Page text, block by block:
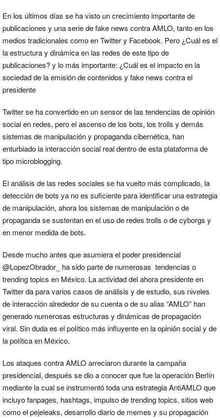
En los últimos días se ha visto un crecimiento importante de
publicaciones y una serie de fake news contra AMLO, tanto en los
medios tradicionales como en Twitter y Facebook. Pero ¿Cuál es el
la estructura y dinámica en las redes de este tipo de
publicaciones? y lo más importante: ¿Cuál es el impacto en la
sociedad de la emisión de contenidos y fake news contra el
presidente
Twitter se ha convertido en un sensor de las tendencias de opinión
social en redes, pero el ascenso de los bots, los trolls y demás
sistemas de manipulación y propaganda cibernética, han
enturbiado la interacción social real dentro de esta plataforma de
tipo microblogging.
El análisis de las redes sociales se ha vuelto más complicado, la
detección de bots ya no es suficiente para identificar una estrategia
de manipulación, ahora los sistemas de manipulación o de
propaganda se sustentan en el uso de redes trolls o de cyborgs y
en menor medida de bots.
Desde mucho antes que asumiera el poder presidencial
@LopezObrador_ ha sido parte de numerosas tendencias o
trending topics en México. La actividad del ahora presidente en
Twitter da para varios casos de análisis y de estudio, sus niveles
de interacción alrededor de su cuenta o de su alias “AMLO” han
generado numerosas estructuras y dinámicas de propagación
viral. Sin duda es el político más influyente en la opinión social y de
la política en México.
Los ataques contra AMLO arreciaron durante la campaña
presidencial, después se dio a conocer que fue la operación Berlín
mediante la cual se instrumentó toda una estrategia AntiAMLO que
incluyo fanpages, hashtags, impulso de trending topics, sitios web
como el pejeleaks, desarrollo diario de memes y su propagación